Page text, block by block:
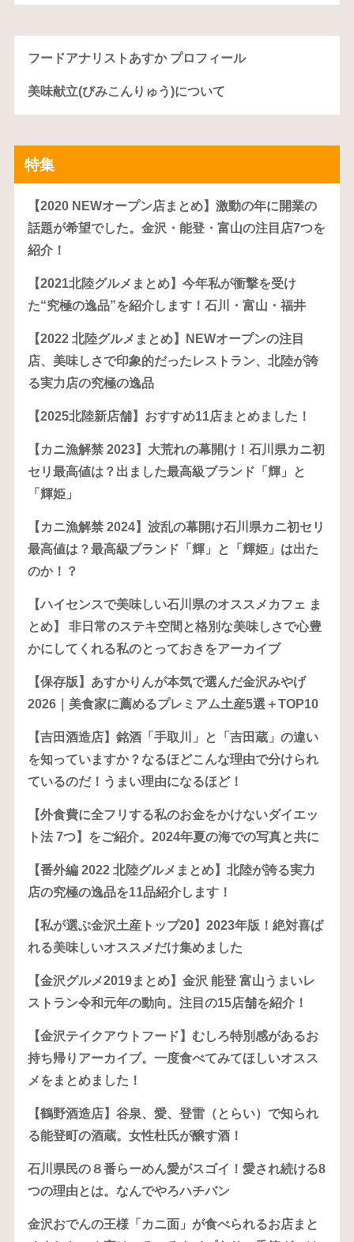
フードアナリストあすか プロフィール
美味献立(びみこんりゅう)について
特集
【2020 NEWオープン店まとめ】激動の年に開業の
話題が希望でした。金沢・能登・富山の注目店7つを
紹介！
【2021北陸グルメまとめ】今年私が衝撃を受け
た“究極の逸品”を紹介します！石川・富山・福井
【2022 北陸グルメまとめ】NEWオープンの注目
店、美味しさで印象的だったレストラン、北陸が誇
る実力店の究極の逸品
【2025北陸新店舗】おすすめ11店まとめました！
【カニ漁解禁 2023】大荒れの幕開け！石川県カニ初
セリ最高値は？出ました最高級ブランド「輝」と
「輝姫」
【カニ漁解禁 2024】波乱の幕開け石川県カニ初セリ
最高値は？最高級ブランド「輝」と「輝姫」は出た
のか！？
【ハイセンスで美味しい石川県のオススメカフェ ま
とめ】 非日常のステキ空間と格別な美味しさで心豊
かにしてくれる私のとっておきをアーカイブ
【保存版】あすかりんが本気で選んだ金沢みやげ
2026｜美食家に薦めるプレミアム土産5選＋TOP10
【吉田酒造店】銘酒「手取川」と「吉田蔵」の違い
を知っていますか？なるほどこんな理由で分けられ
ているのだ！うまい理由になるほど！
【外食費に全フリする私のお金をかけないダイエッ
ト法 7つ】をご紹介。2024年夏の海での写真と共に
【番外編 2022 北陸グルメまとめ】北陸が誇る実力
店の究極の逸品を11品紹介します！
【私が選ぶ金沢土産トップ20】2023年版！絶対喜ば
れる美味しいオススメだけ集めました
【金沢グルメ2019まとめ】金沢 能登 富山うまいレ
ストラン令和元年の動向。注目の15店舗を紹介！
【金沢テイクアウトフード】むしろ特別感があるお
持ち帰りアーカイブ。一度食べてみてほしいオスス
メをまとめました！
【鶴野酒造店】谷泉、愛、登雷（とらい）で知られ
る能登町の酒蔵。女性杜氏が醸す酒！
石川県民の８番らーめん愛がスゴイ！愛され続ける8
つの理由とは。なんでやろハチバン
金沢おでんの王様「カニ面」が食べられるお店まと